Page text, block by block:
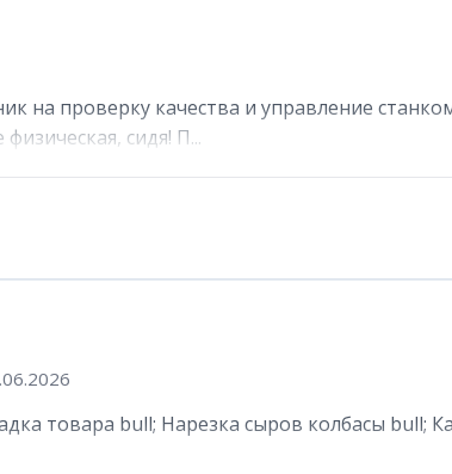
на проверку качества и управление
сидя! П...
товара bull; Нарезка сыров колбасы bull;